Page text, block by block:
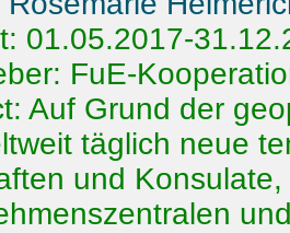
01.05.2017-
FuE-
Auf Grund der
täglich neue
und